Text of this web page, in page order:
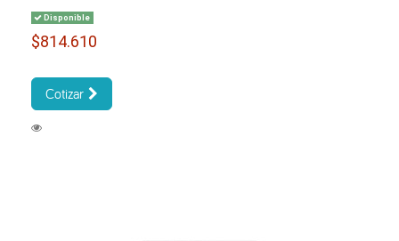
Disponible
$814.610
Cotizar